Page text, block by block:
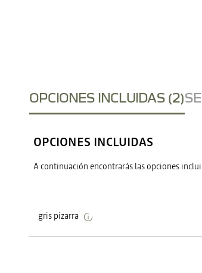
OPCIONES INCLUIDAS (2)
OPCIONES INCLUIDAS
A continuación encontrarás las opciones
gris pizarra